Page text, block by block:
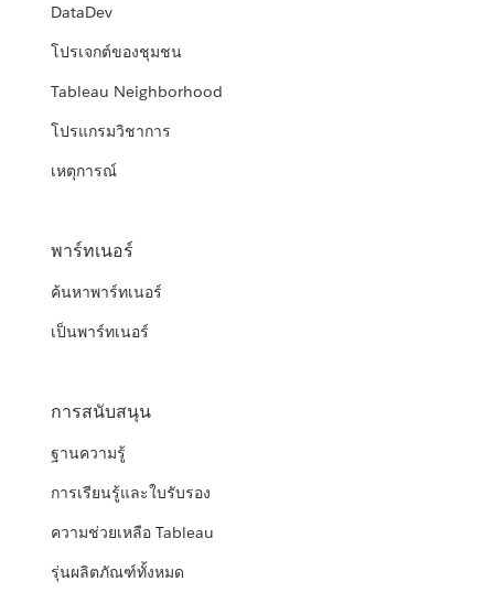
DataDev
โปรเจกต์ของชุมชน
Tableau Neighborhood
โปรแกรมวิชาการ
เหตุการณ์
พาร์ทเนอร์
ค้นหาพาร์ทเนอร์
เป็นพาร์ทเนอร์
การสนับสนุน
ฐานความรู้
การเรียนรู้และใบรับรอง
ความช่วยเหลือ Tableau
รุ่นผลิตภัณฑ์ทั้งหมด